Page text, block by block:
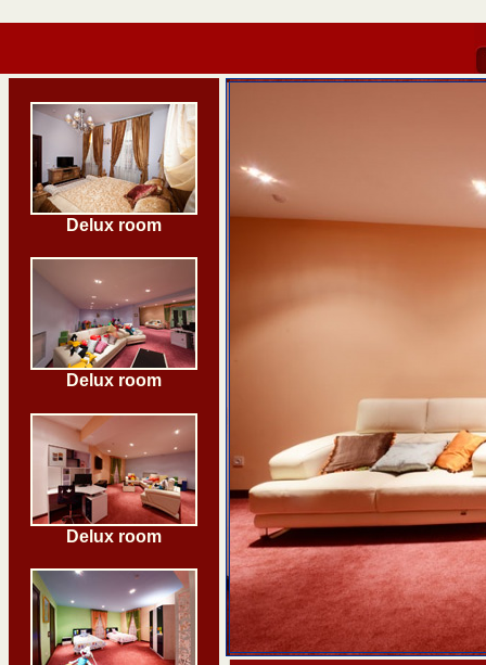
Delux room
Delux room
Delux room